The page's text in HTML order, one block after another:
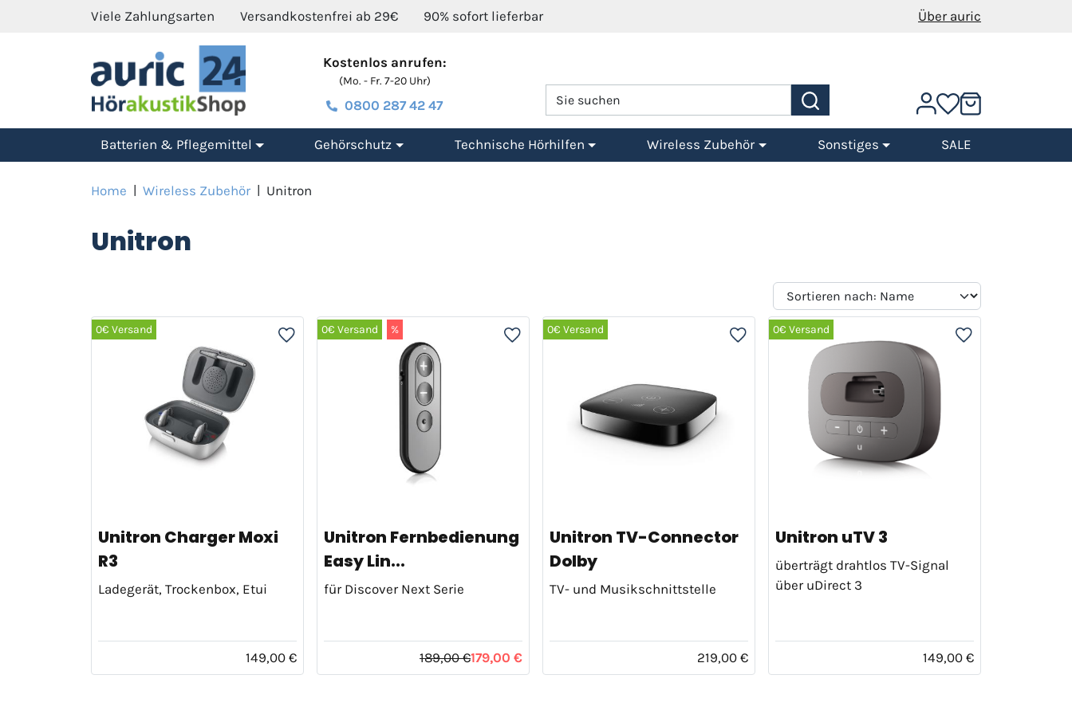
Viele Zahlungsarten Versandkostenfrei ab 29€ 90% sofort lieferbar Über auric
Kostenlos anrufen:
(Mo. - Fr. 7-20 Uhr)
0800 287 42 47
Batterien & Pflegemittel Gehörschutz Technische Hörhilfen Wireless Zubehör Sonstiges SALE
Home | Wireless Zubehör | Unitron
Unitron
0€ Versand
Unitron Charger Moxi
R3
Ladegerät, Trockenbox, Etui
149,00 €
0€ Versand %
Unitron Fernbedienung
Easy Lin...
für Discover Next Serie
189,00 €179,00 €
0€ Versand
Unitron TV-Connector
Dolby
TV- und Musikschnittstelle
219,00 €
0€ Versand
Unitron uTV 3
überträgt drahtlos TV-Signal
über uDirect 3
149,00 €